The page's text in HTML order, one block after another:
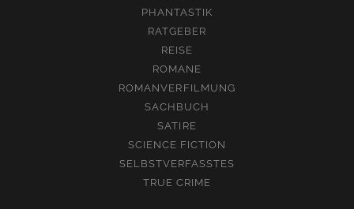
PHANTASTIK
RATGEBER
REISE
ROMANE
ROMANVERFILMUNG
SACHBUCH
SATIRE
SCIENCE FICTION
SELBSTVERFASSTES
TRUE CRIME